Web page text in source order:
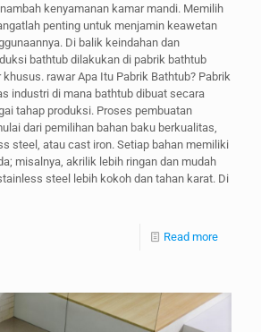
kenyamanan kamar mandi. Memilih
penting untuk menjamin keawetan
Di balik keindahan dan
bathtub dilakukan di pabrik bathtub
rawar Apa Itu Pabrik Bathtub? Pabrik
industri di mana bathtub dibuat secara
tahap produksi. Proses pembuatan
dari pemilihan bahan baku berkualitas,
steel, atau cast iron. Setiap bahan memiliki
misalnya, akrilik lebih ringan dan mudah
steel lebih kokoh dan tahan karat. Di
Read more